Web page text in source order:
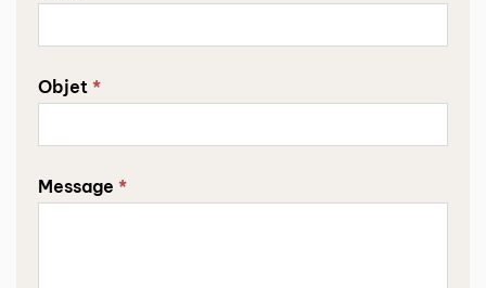
Objet *
Message *